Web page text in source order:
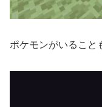
ポケモンがいること